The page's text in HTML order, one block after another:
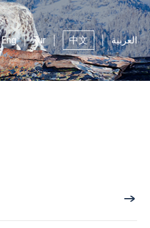
Eng Tur 中文 العربية